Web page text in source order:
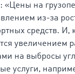
«Цены на
из-за
средств. И,
увеличением
на выбросы
услуги,